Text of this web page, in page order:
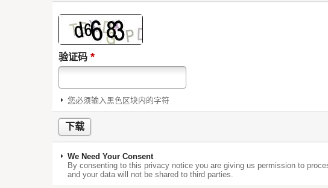
验证码 *
您必须输入黑色区块内的字符
We Need Your Consent
By consenting to this privacy notice you are giving us permission to
and your data will not be shared to third parties.